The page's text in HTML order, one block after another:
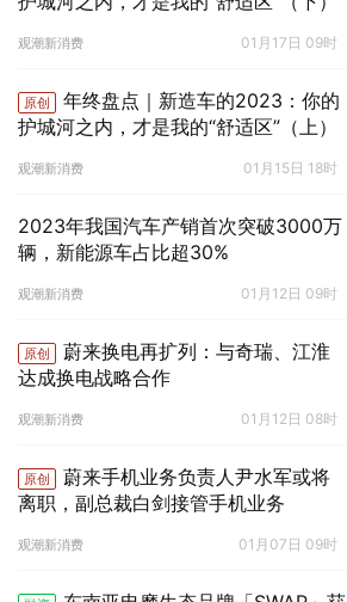
观潮新消费 01月17日 09时
原创
年终盘点｜新造车的2023：你的
护城河之内，才是我的“舒适区”（上）
观潮新消费 01月15日 18时
2023年我国汽车产销首次突破3000万
辆，新能源车占比超30%
观潮新消费 01月12日 09时
原创
蔚来换电再扩列：与奇瑞、江淮
达成换电战略合作
观潮新消费 01月12日 08时
原创
蔚来手机业务负责人尹水军或将
离职，副总裁白剑接管手机业务
观潮新消费 01月07日 09时